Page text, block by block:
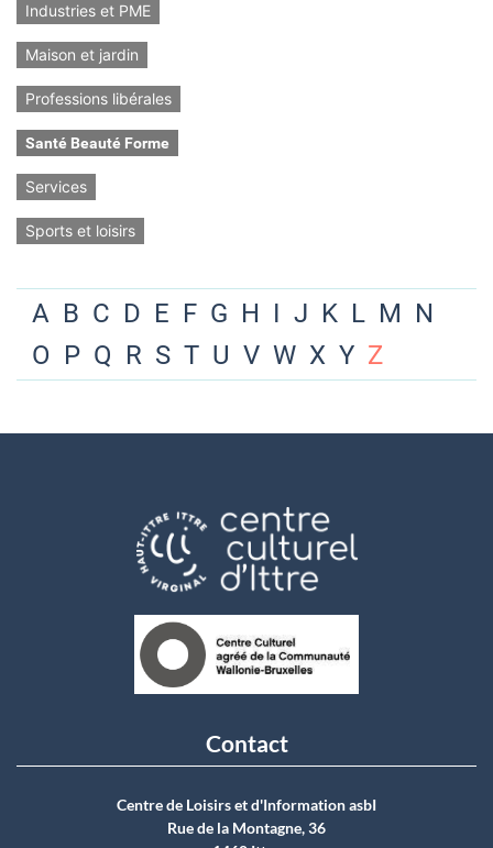
Industries et PME
Maison et jardin
Professions libérales
Santé Beauté Forme
Services
Sports et loisirs
A B C D E F G H I J K L M N
O P Q R S T U V W X Y Z
Contact
Centre de Loisirs et d'Information asbI
Rue de la Montagne, 36